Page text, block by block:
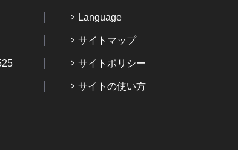
Language
サイトマップ
サイトポリシー
サイトの使い方